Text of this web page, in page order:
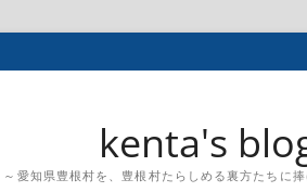
kenta's
～愛知県豊根村を、豊根村たらしめる裏方たちに